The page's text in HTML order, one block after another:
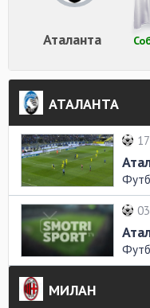
Аталанта
АТАЛАНТА
МИЛАН